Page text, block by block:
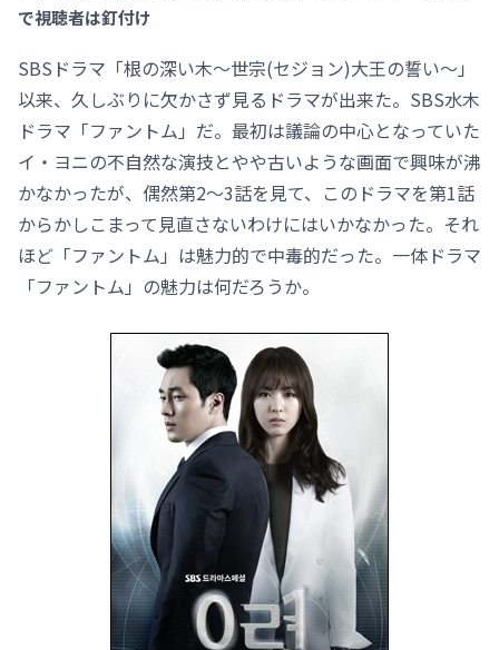
で視聴者は釘付け
SBSドラマ「根の深い木～世宗(セジョン)大王の誓い～」
以来、久しぶりに欠かさず見るドラマが出来た。SBS水木
ドラマ「ファントム」だ。最初は議論の中心となっていた
イ・ヨニの不自然な演技とやや古いような画面で興味が沸
かなかったが、偶然第2～3話を見て、このドラマを第1話
からかしこまって見直さないわけにはいかなかった。それ
ほど「ファントム」は魅力的で中毒的だった。一体ドラマ
「ファントム」の魅力は何だろうか。